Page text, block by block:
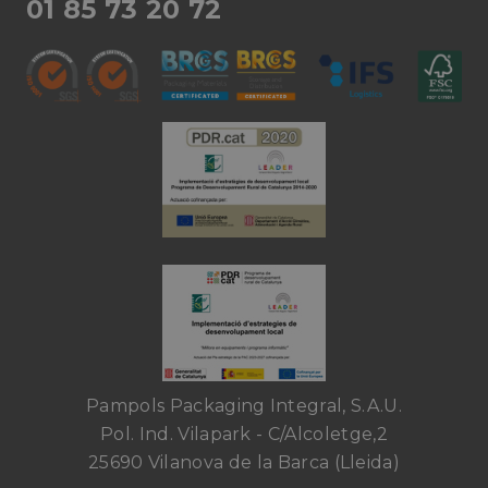
01 85 73 20 72
Pampols Packaging Integral, S.A.U.
Pol. Ind. Vilapark - C/Alcoletge,2
25690 Vilanova de la Barca (Lleida)